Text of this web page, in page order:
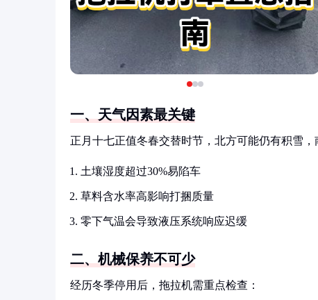
一、天气因素最关键
正月十七正值冬春交替时节，北方可能仍有积雪
土壤湿度超过30%易陷车
草料含水率高影响打捆质量
零下气温会导致液压系统响应迟缓
二、机械保养不可少
经历冬季停用后，拖拉机需重点检查：